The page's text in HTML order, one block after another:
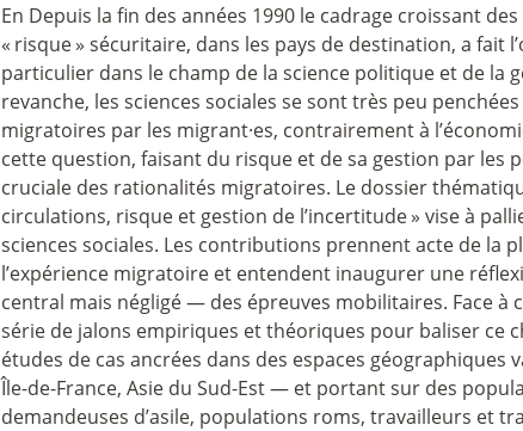
En Depuis la fin des années 1990 le cadrage croissant
« risque» sécuritaire, dans les pays de destination, a fait
particulier dans le champ de la science politique et de la
revanche, les sciences sociales se sont très peu
migratoires par les migrant·es, contrairement à
cette question, faisant du risque et de sa gestion par les
cruciale des rationalités migratoires. Le dossier
circulations, risque et gestion de l’incertitude» vise à
sciences sociales. Les contributions prennent acte de la
l’expérience migratoire et entendent inaugurer une
central mais négligé — des épreuves mobilitaires. Face à
série de jalons empiriques et théoriques pour baliser ce
études de cas ancrées dans des espaces
Île-de-France, Asie du Sud-Est — et portant sur des
demandeuses d’asile, populations roms, travailleurs et